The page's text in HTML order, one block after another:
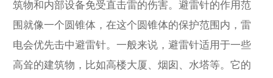
筑物和内部设备免受直击雷的伤害。避雷针的作用范
围就像一个圆锥体，在这个圆锥体的保护范围内，雷
电会优先击中避雷针。一般来说，避雷针适用于一些
高耸的建筑物，比如高楼大厦、烟囱、水塔等。它的